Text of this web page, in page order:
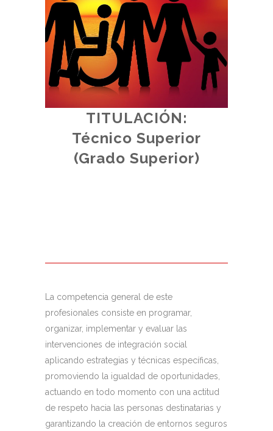
TITULACIÓN:
Técnico Superior
(Grado Superior)
La competencia general de este
profesionales consiste en programar,
organizar, implementar y evaluar las
intervenciones de integración social
aplicando estrategias y técnicas específicas,
promoviendo la igualdad de oportunidades,
actuando en todo momento con una actitud
de respeto hacia las personas destinatarias y
garantizando la creación de entornos seguros